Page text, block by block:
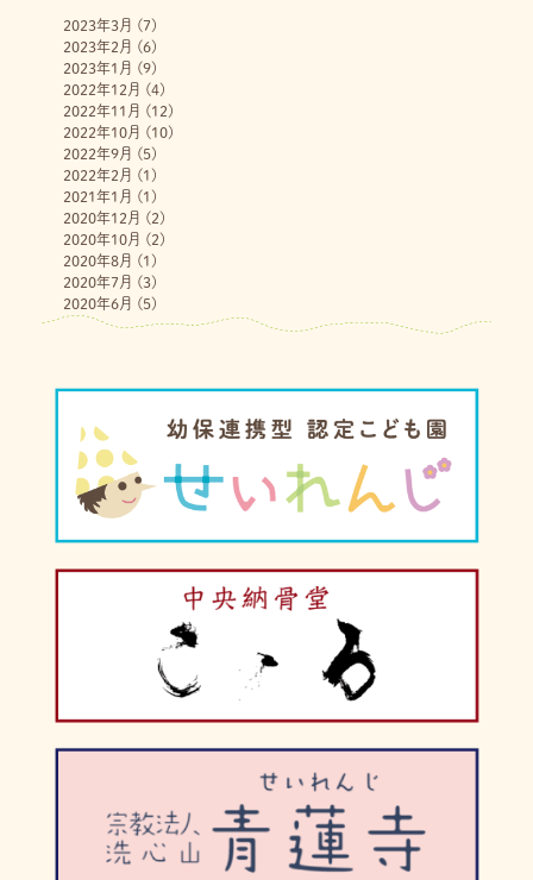
2023年3月 (7)
2023年2月 (6)
2023年1月 (9)
2022年12月 (4)
2022年11月 (12)
2022年10月 (10)
2022年9月 (5)
2022年2月 (1)
2021年1月 (1)
2020年12月 (2)
2020年10月 (2)
2020年8月 (1)
2020年7月 (3)
2020年6月 (5)